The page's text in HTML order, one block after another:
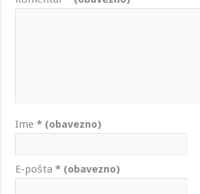
Ime* (obavezno)
E-pošta* (obavezno)